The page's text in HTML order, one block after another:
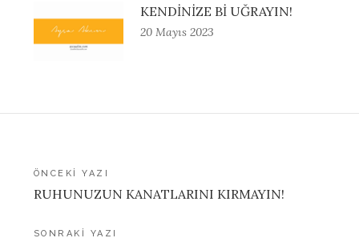
KENDİNİZE Bİ UĞRAYIN!
20 Mayıs 2023
Yazı
gezinmesi
ÖNCEKI YAZI
RUHUNUZUN KANATLARINI KIRMAYIN!
SONRAKI YAZI